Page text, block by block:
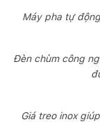
Máy pha tự
Đèn chùm công
Giá treo inox